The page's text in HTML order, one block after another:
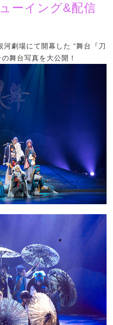
ーイング&配信
劇場にて開幕した “舞台『刀
舞台写真を大公開！